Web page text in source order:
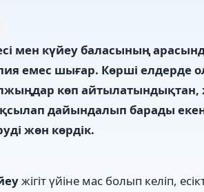
сі мен күйеубаласының
емес шығар. Көрші елдерде
көп айтылатындықтан,
дайындалып барады
жөн көрдік.
жігіт үйіне мас болып келіп,